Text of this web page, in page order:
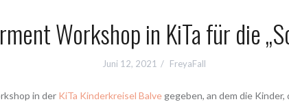
Workshop in KiTa für die
Juni 12, 2021 FreyaFall
in der KiTa Kinderkreisel Balve gegeben, an dem die Kinder,